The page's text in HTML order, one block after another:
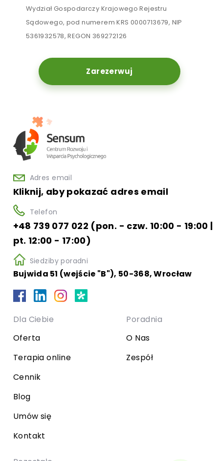
Wydział Gospodarczy Krajowego Rejestru
Sądowego, pod numerem KRS 0000713679, NIP
5361932578, REGON 369272126
Zarezerwuj
Adres email
Kliknij, aby pokazać adres email
Telefon
+48 739 077 022 (pon. - czw. 10:00 - 19:00 |
pt. 12:00 - 17:00)
Siedziby poradni
Bujwida 51 (wejście "B"), 50-368, Wrocław
Dla Ciebie
Oferta
Terapia online
Cennik
Blog
Umów się
Kontakt
Poradnia
O Nas
Zespół